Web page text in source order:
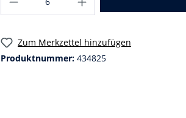
Zum Merkzettel hinzufügen
Produktnummer: 434825